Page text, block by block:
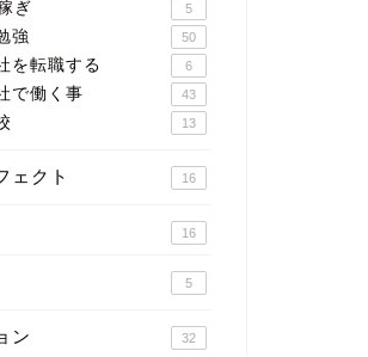
ぎ 5
強 50
を転職する 6
で働く事 43
13
ェクト 16
16
5
ン 32